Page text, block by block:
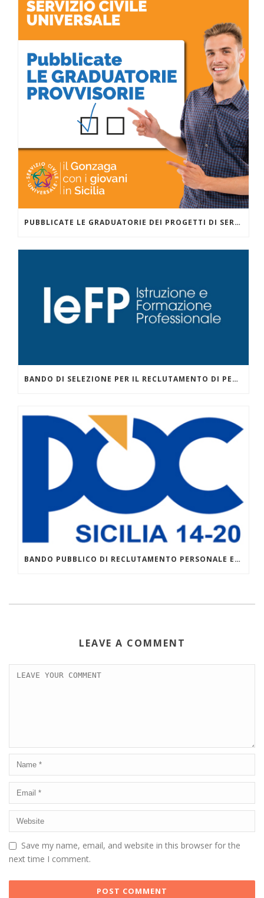
PUBBLICATE LE GRADUATORIE DEI PROGETTI DI SERVIZIO CIVILE PER LA COMUNITÀ EDUCANTE EVOLUTA ZISA DANISINNI GESTITI DALLA COOPERATIVA SOCIALE AL AZIS NELL’AMBITO DEL PROGETTO PRESENTATO CON GONZAGA CAMPUS – PALERMO.
BANDO DI SELEZIONE PER IL RECLUTAMENTO DI PERSONALE DOCENTE ESTERNO DA IMPEGNARE CON CONTRATTO TEMPORANEO NEI I CORSI DI ISTRUZIONE E FORMAZIONE PROFESSIONALE – IEFP PER L’ANNO SCOLASTICO FORMATIVO 2026/2027
BANDO PUBBLICO DI RECLUTAMENTO PERSONALE ESTERNO – DOCENTI – AVVISO 1/2026 POC 2014-2020 PER LA COSTITUZIONE CATALOGO REGIONALE DELL’OFFERTA FORMATIVA
LEAVE A COMMENT
Save my name, email, and website in this browser for the
next time I comment.